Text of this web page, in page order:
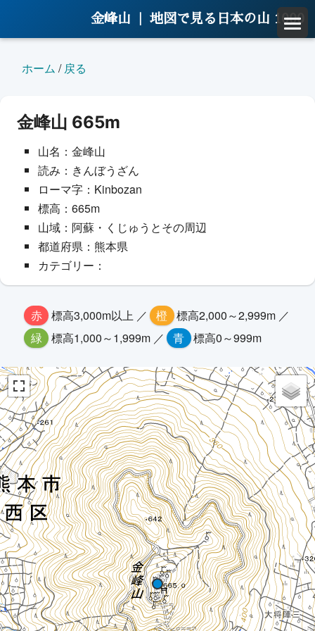
金峰山 | 地図で見る日本の山 1000
ホーム /戻る
金峰山 665m
山名：金峰山
読み：きんぼうざん
ローマ字：Kinbozan
標高：665m
山域：阿蘇・くじゅうとその周辺
都道府県：熊本県
カテゴリー：
赤 標高3,000m以上 ／ 橙
標高2,000～2,999m ／
緑 標高1,000～1,999m ／ 青 標高0～999m